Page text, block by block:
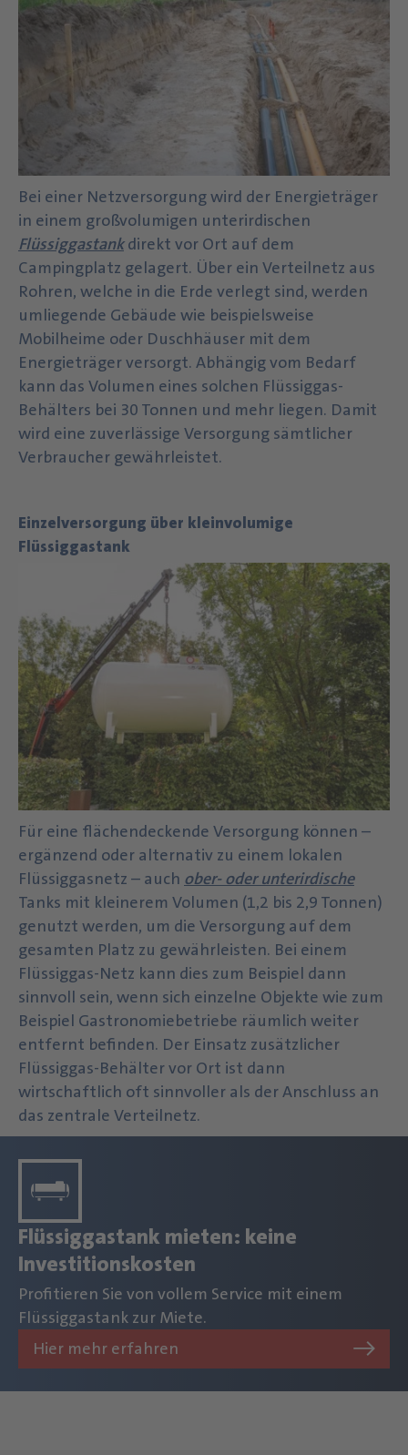
Bei einer Netzversorgung wird der Energieträger
in einem großvolumigen unterirdischen
Flüssiggastankdirekt vor Ort auf dem
Campingplatz gelagert. Über ein Verteilnetz aus
Rohren, welche in die Erde verlegt sind, werden
umliegende Gebäude wie beispielsweise
Mobilheime oder Duschhäuser mit dem
Energieträger versorgt. Abhängig vom Bedarf
kann das Volumen eines solchen Flüssiggas-
Behälters bei 30 Tonnen und mehr liegen. Damit
wird eine zuverlässige Versorgung sämtlicher
Verbraucher gewährleistet.
Einzelversorgung über kleinvolumige
Flüssiggastank
Für eine flächendeckende Versorgung können –
ergänzend oder alternativ zu einem lokalen
Flüssiggasnetz – auch ober- oder unterirdische
Tanks mit kleinerem Volumen (1,2 bis 2,9 Tonnen)
genutzt werden, um die Versorgung auf dem
gesamten Platz zu gewährleisten. Bei einem
Flüssiggas-Netz kann dies zum Beispiel dann
sinnvoll sein, wenn sich einzelne Objekte wie zum
Beispiel Gastronomiebetriebe räumlich weiter
entfernt befinden. Der Einsatz zusätzlicher
Flüssiggas-Behälter vor Ort ist dann
wirtschaftlich oft sinnvoller als der Anschluss an
das zentrale Verteilnetz.
Flüssiggastank mieten: keine
Investitionskosten
Profitieren Sie von vollem Service mit einem
Flüssiggastank zur Miete.
Hier mehr erfahren